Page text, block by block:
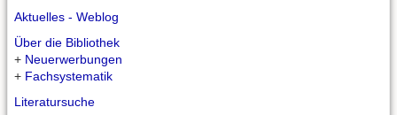
Aktuelles - Weblog
Über die Bibliothek
+ Neuerwerbungen
+ Fachsystematik
Literatursuche